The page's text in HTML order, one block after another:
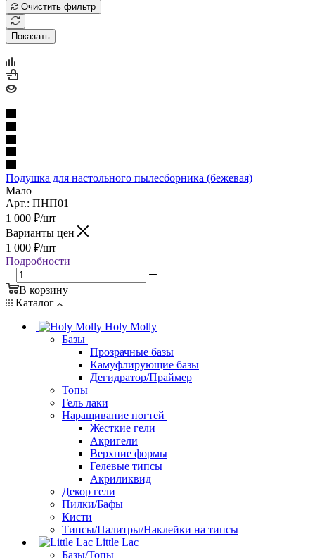
Очистить фильтр
Показать
Подушка для настольного пылесборника (бежевая)
Мало
Арт.: ПНП01
1 000 ₽/шт
Варианты цен
1 000 ₽/шт
Подробности
В корзину
Каталог
Holy Molly
Базы
Прозрачные базы
Камуфлирующие базы
Дегидратор/Праймер
Топы
Гель лаки
Наращивание ногтей
Жесткие гели
Акригели
Верхние формы
Гелевые типсы
Акриликвид
Декор гели
Пилки/Бафы
Кисти
Типсы/Палитры/Наклейки на типсы
Little Lac
Базы/Топы